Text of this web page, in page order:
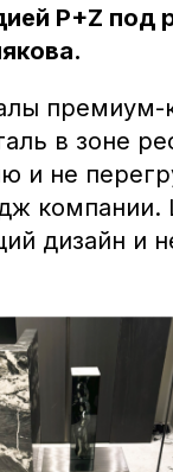
P+Z под
в зоне
и не
дизайн и